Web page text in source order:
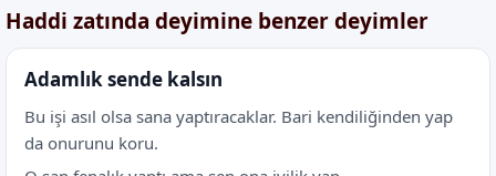
Haddi zatında deyimine benzer deyimler
Adamlık sende kalsın
Bu işi asıl olsa sana yaptıracaklar. Bari kendiliğinden yap
da onurunu koru.